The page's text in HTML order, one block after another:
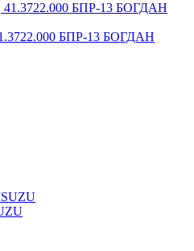
БПР-13 БОГДАН